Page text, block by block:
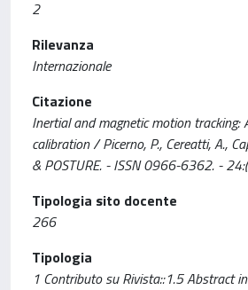
2
Rilevanza
Internazionale
Citazione
Inertial and magnetic motion tracking:
calibration / Picerno, P., Cereatti, A.,
& POSTURE. - ISSN 0966-6362. -
Tipologia sito docente
266
Tipologia
1 Contributo su Rivista::1.5 Abstract